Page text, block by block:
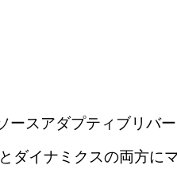
スアダプティブリバ
ダイナミクスの両方に